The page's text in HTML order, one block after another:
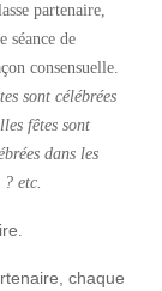
partenaire,
séance de
consensuelle.
sont célébrées
fêtes sont
dans les
etc.
.
chaque